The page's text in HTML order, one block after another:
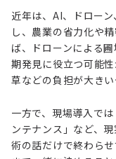
近年は、AI、ドロー
し、農業の省力化や
ば、ドローンによる
期発見に役立つ可能
草などの負担が大きい
一方で、現場導入で
ンテナンス」など、
術の話だけで終わら